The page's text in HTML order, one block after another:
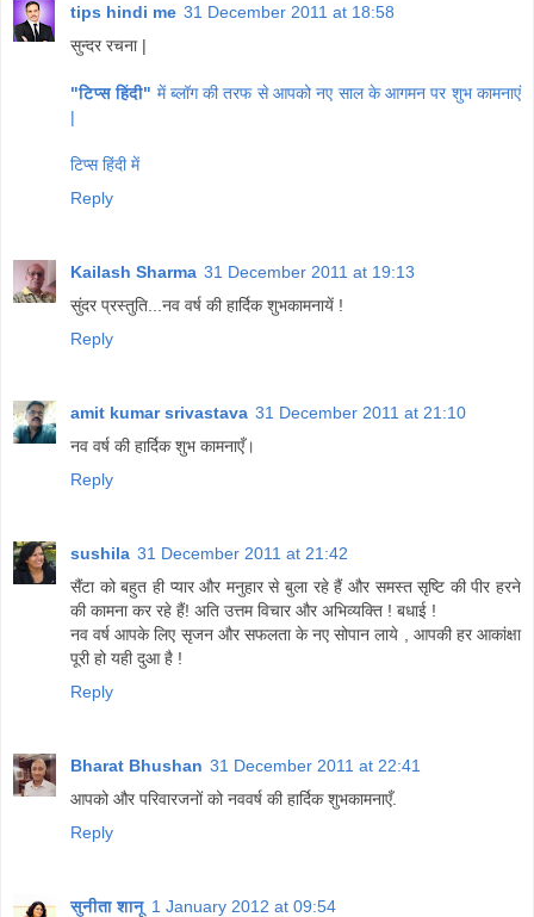
tips hindi me 31 December 2011 at 18:58
सुन्दर रचना |
"टिप्स हिंदी" में ब्लॉग की तरफ से आपको नए साल के आगमन पर शुभ कामनाएं
|
टिप्स हिंदी में
Reply
Kailash Sharma 31 December 2011 at 19:13
सुंदर प्रस्तुति...नव वर्ष की हार्दिक शुभकामनायें !
Reply
amit kumar srivastava 31 December 2011 at 21:10
नव वर्ष की हार्दिक शुभ कामनाएँ।
Reply
sushila 31 December 2011 at 21:42
सैंटा को बहुत ही प्यार और मनुहार से बुला रहे हैं और समस्त सृष्टि की पीर हरने
की कामना कर रहे हैं! अति उत्तम विचार और अभिव्यक्ति ! बधाई !
नव वर्ष आपके लिए सृजन और सफलता के नए सोपान लाये , आपकी हर आकांक्षा
पूरी हो यही दुआ है !
Reply
Bharat Bhushan 31 December 2011 at 22:41
आपको और परिवारजनों को नववर्ष की हार्दिक शुभकामनाएँ.
Reply
सुनीता शानू 1 January 2012 at 09:54